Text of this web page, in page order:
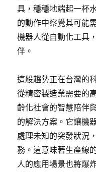
具，穩穩地端起一杯
的動作中察覺其可能
機器人從自動化工具
伴。
這股趨勢正在台灣的
從精密製造業需要的
齡化社會的智慧陪伴
的解決方案。它讓機
處理未知的突發狀況
務。這意味著生產線
人的應用場景也將爆